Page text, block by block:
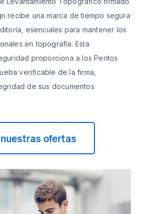
recibe una marca de tiempo segura
esenciales para mantener los
en topografía. Esta
proporciona a los Peritos
verificable de la firma,
de sus documentos
ofertas